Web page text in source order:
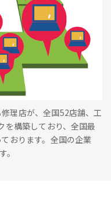
理店が、全国52店舗、工
を構築しており、全国最
おります。全国の企業
。